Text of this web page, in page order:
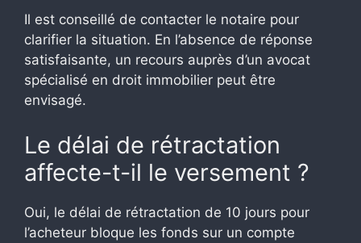
Il est conseillé de contacter le notaire pour
clarifier la situation. En l’absence de réponse
satisfaisante, un recours auprès d’un avocat
spécialisé en droit immobilier peut être
envisagé.
Le délai de rétractation
affecte-t-il le versement ?
Oui, le délai de rétractation de 10 jours pour
l’acheteur bloque les fonds sur un compte